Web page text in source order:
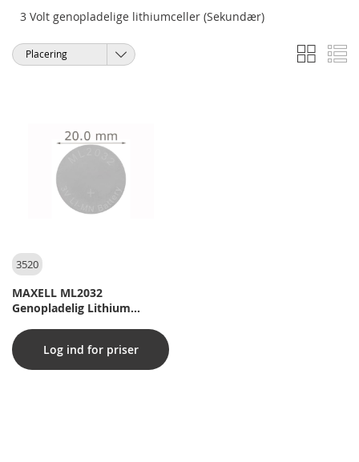
3 Volt genopladelige lithiumceller (Sekundær)
Vis
som
Gitter
Sorter
3520
MAXELL ML2032
Genopladelig Lithium
Log ind for priser